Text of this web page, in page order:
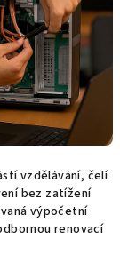
vzdělávání, čelí
bez zatížení
výpočetní
renovací